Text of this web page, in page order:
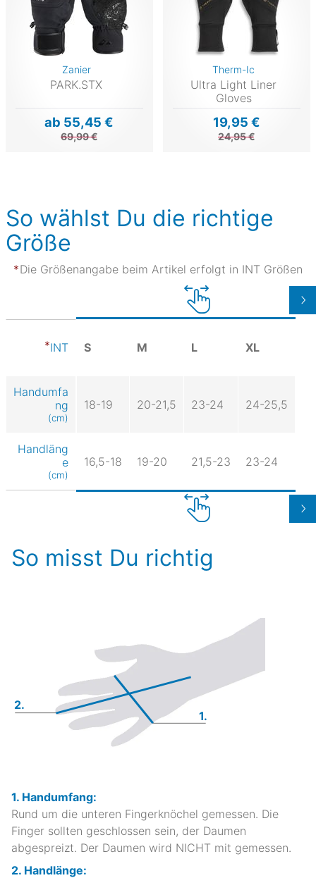
Zanier
PARK.STX
ab 55,45 €
69,99 €
Therm-Ic
Ultra Light Liner
Gloves
19,95 €
24,95 €
So wählst Du die richtige
Größe
Die Größenangabe beim Artikel erfolgt in INT Größen
INT S M L XL
Handumfa
ng
(cm)
18-19 20-21,5 23-24 24-25,5
Handläng
e
(cm)
16,5-18 19-20 21,5-23 23-24
So misst Du richtig
1.
2.
1. Handumfang:
Rund um die unteren Fingerknöchel gemessen. Die
Finger sollten geschlossen sein, der Daumen
abgespreizt. Der Daumen wird NICHT mit gemessen.
2. Handlänge: